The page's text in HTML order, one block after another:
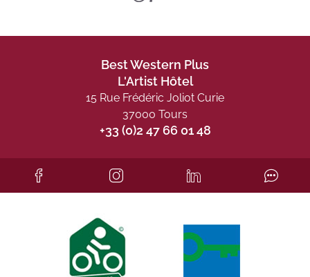
Best Western Plus
L'Artist Hôtel
15 Rue Frédéric Joliot Curie
37000 Tours
+33 (0)2 47 66 01 48